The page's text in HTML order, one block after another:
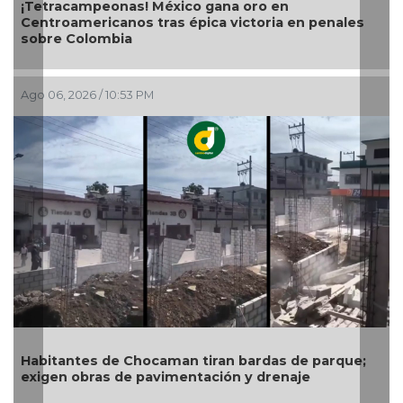
México gana oro en
tras épica victoria en penales
PM
tiran bardas de parque;
pavimentación y drenaje
Gobierno de
exige a CAB